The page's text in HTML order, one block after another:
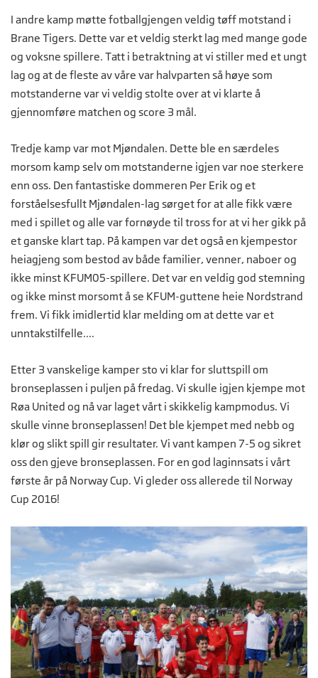
I andre kamp møtte fotballgjengen veldig tøff motstand i
Brane Tigers. Dette var et veldig sterkt lag med mange gode
og voksne spillere. Tatt i betraktning at vi stiller med et ungt
lag og at de fleste av våre var halvparten så høye som
motstanderne var vi veldig stolte over at vi klarte å
gjennomføre matchen og score 3 mål.
Tredje kamp var mot Mjøndalen. Dette ble en særdeles
morsom kamp selv om motstanderne igjen var noe sterkere
enn oss. Den fantastiske dommeren Per Erik og et
forståelsesfullt Mjøndalen-lag sørget for at alle fikk være
med i spillet og alle var fornøyde til tross for at vi her gikk på
et ganske klart tap. På kampen var det også en kjempestor
heiagjeng som bestod av både familier, venner, naboer og
ikke minst KFUM05-spillere. Det var en veldig god stemning
og ikke minst morsomt å se KFUM-guttene heie Nordstrand
frem. Vi fikk imidlertid klar melding om at dette var et
unntakstilfelle....
Etter 3 vanskelige kamper sto vi klar for sluttspill om
bronseplassen i puljen på fredag. Vi skulle igjen kjempe mot
Røa United og nå var laget vårt i skikkelig kampmodus. Vi
skulle vinne bronseplassen! Det ble kjempet med nebb og
klør og slikt spill gir resultater. Vi vant kampen 7-5 og sikret
oss den gjeve bronseplassen. For en god laginnsats i vårt
første år på Norway Cup. Vi gleder oss allerede til Norway
Cup 2016!